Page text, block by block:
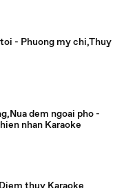
- Phuong my chi,Thuy
dem ngoai pho -
nhan Karaoke